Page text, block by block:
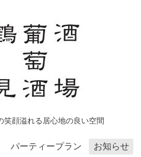
笑顔溢れる居心地の良い空間
パーティープラン お知らせ